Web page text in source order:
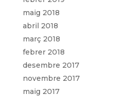
maig 2018
abril 2018
març 2018
febrer 2018
desembre 2017
novembre 2017
maig 2017